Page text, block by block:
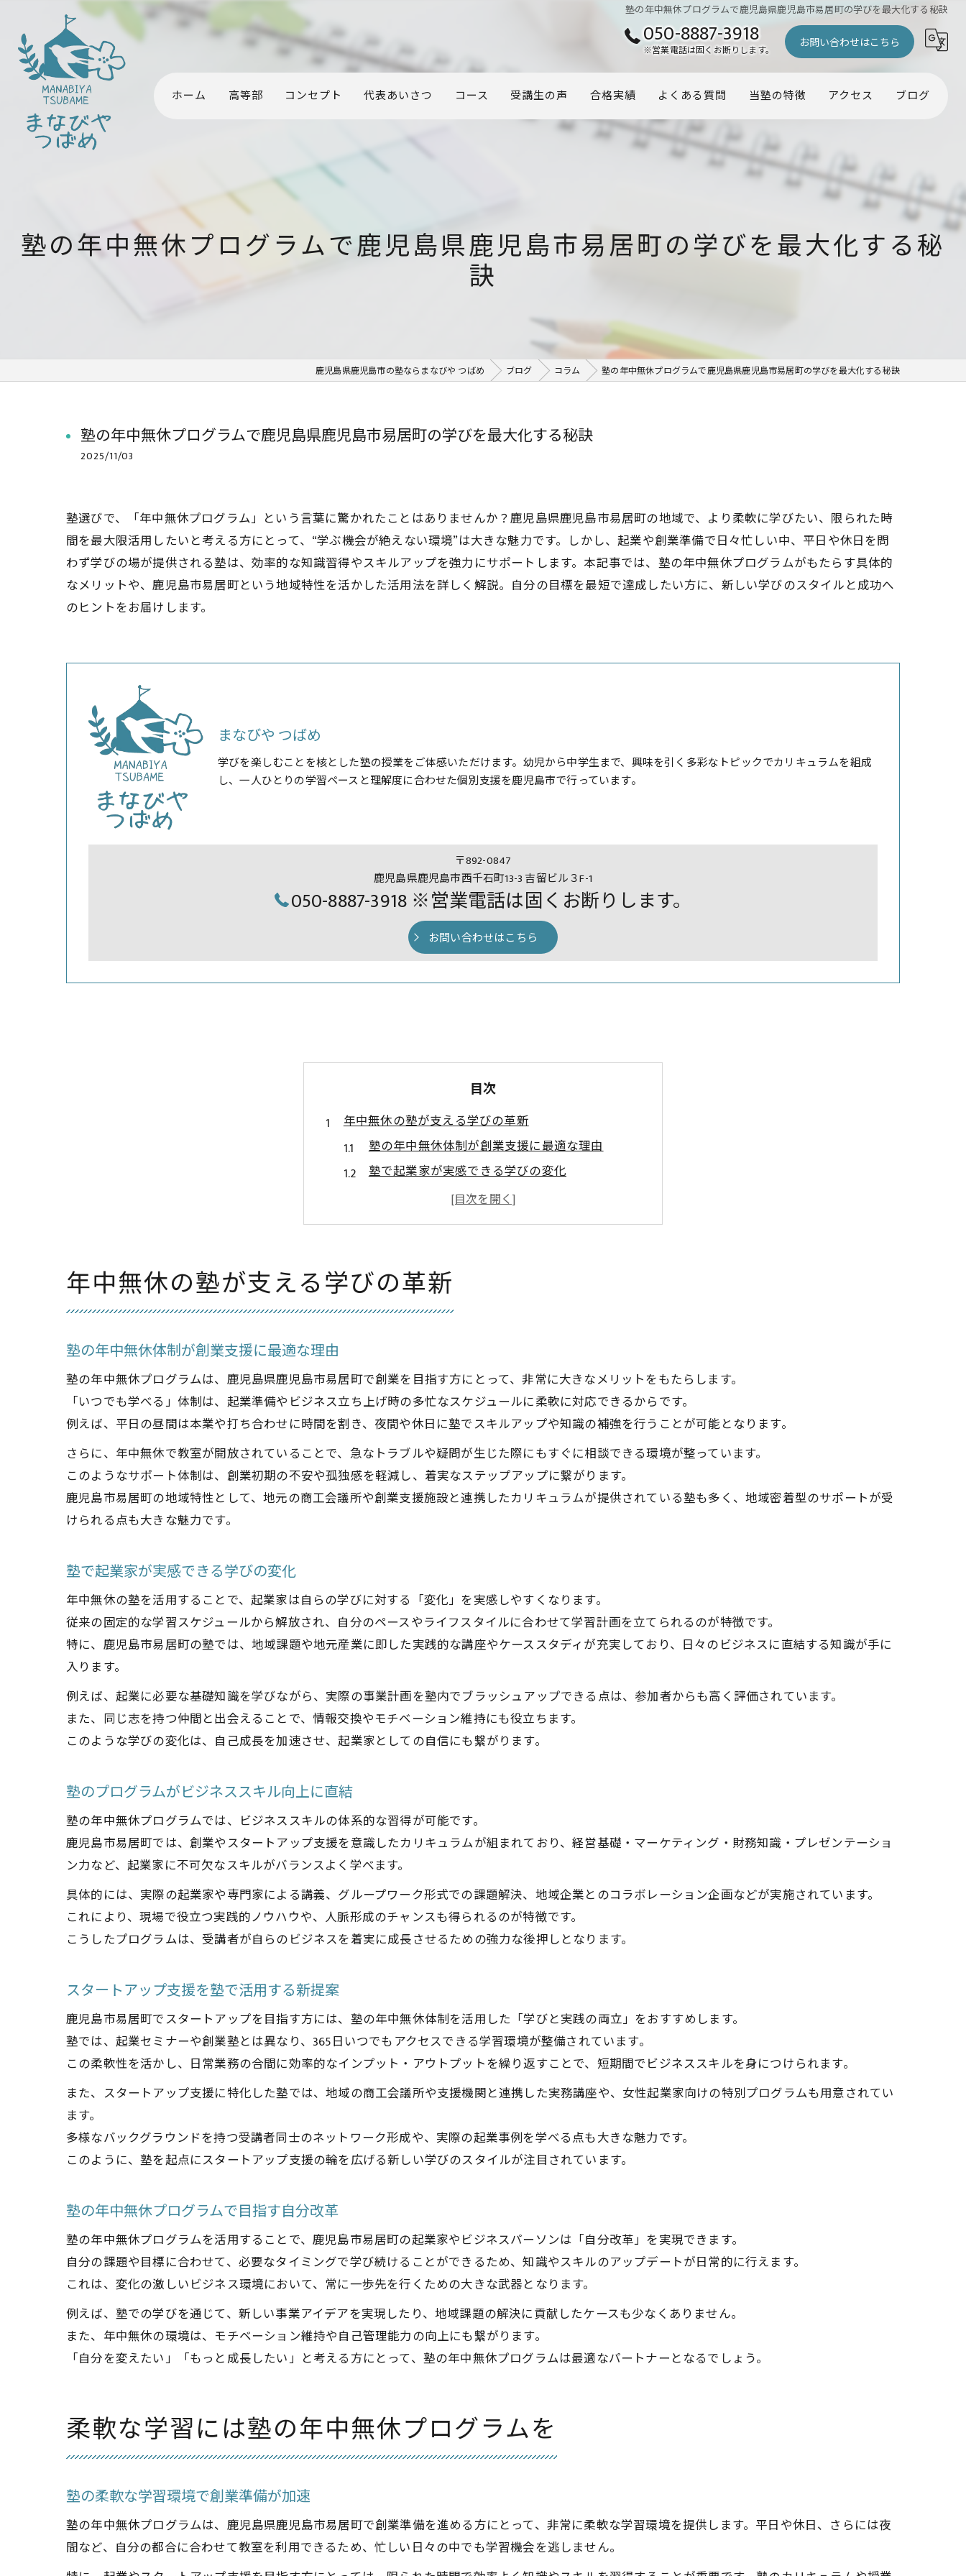
塾の年中無休プログラムで鹿児島県鹿児島市易居町の学びを最大化する秘訣
050-8887-3918
※営業電話は固くお断りします。 お問い合わせはこちら
ホーム 高等部 コンセプト 代表あいさつ コース 受講生の声 合格実績 よくある質問 当塾の特徴
幼児
小学生
受験
アクセス ブログ
塾の年中無休プログラムで鹿児島県鹿児島市易居町の学びを最大化する秘
訣
鹿児島県鹿児島市の塾ならまなびや つばめ ブログ コラム 塾の年中無休プログラムで鹿児島県鹿児島市易居町の学びを最大化する秘訣
塾の年中無休プログラムで鹿児島県鹿児島市易居町の学びを最大化する秘訣
2025/11/03
塾選びで、「年中無休プログラム」という言葉に驚かれたことはありませんか？鹿児島県鹿児島市易居町の地域で、より柔軟に学びたい、限られた時
間を最大限活用したいと考える方にとって、“学ぶ機会が絶えない環境”は大きな魅力です。しかし、起業や創業準備で日々忙しい中、平日や休日を問
わず学びの場が提供される塾は、効率的な知識習得やスキルアップを強力にサポートします。本記事では、塾の年中無休プログラムがもたらす具体的
なメリットや、鹿児島市易居町という地域特性を活かした活用法を詳しく解説。自分の目標を最短で達成したい方に、新しい学びのスタイルと成功へ
のヒントをお届けします。
まなびや つばめ
学びを楽しむことを核とした塾の授業をご体感いただけます。幼児から中学生まで、興味を引く多彩なトピックでカリキュラムを組成
し、一人ひとりの学習ペースと理解度に合わせた個別支援を鹿児島市で行っています。
〒892-0847
鹿児島県鹿児島市西千石町13-3 吉留ビル３F-1
050-8887-3918 ※営業電話は固くお断りします。
お問い合わせはこちら
目次
年中無休の塾が支える学びの革新
塾の年中無休体制が創業支援に最適な理由
塾で起業家が実感できる学びの変化
塾のプログラムがビジネススキル向上に直結
スタートアップ支援を塾で活用する新提案
柔軟な学習には塾の年中無休プログラムを
塾の柔軟な学習環境で創業準備が加速
塾の活用でビジネスプラン作成が効率化する理由
塾の柔軟性が忙しい起業家を支えるポイント
創業に役立つ塾活用術を探る
塾の年中無休プログラムが創業スキルを底上げ
創業塾の知識を塾で実践的に学ぶ方法
塾の活用で商工会議所のサポートが身近に
塾の年中無休プログラムが地域で選ばれる理由
塾で実現できる創業者の学びと交流の場
塾のプログラムが女性起業家にも役立つ魅力
鹿児島市の塾が持つスタートアップ支援力とは
起業準備を塾で効率化する方法とは
塾の年中無休体制で創業準備の時間を確保
塾のサポートが創業塾活用に役立つポイント
塾で創業支援機関と連携する実践法
ビジネススキル強化に年中無休塾が最適な理由
塾でビジネススキルを磨くための活用術
起業家が塾で得られるスキルアップ効果
塾の年中無休プログラムで実践力を高める
年中無休の塾が支える学びの革新
塾の年中無休体制が創業支援に最適な理由
塾の年中無休プログラムは、鹿児島県鹿児島市易居町で創業を目指す方にとって、非常に大きなメリットをもたらします。
「いつでも学べる」体制は、起業準備やビジネス立ち上げ時の多忙なスケジュールに柔軟に対応できるからです。
例えば、平日の昼間は本業や打ち合わせに時間を割き、夜間や休日に塾でスキルアップや知識の補強を行うことが可能となります。
さらに、年中無休で教室が開放されていることで、急なトラブルや疑問が生じた際にもすぐに相談できる環境が整っています。
このようなサポート体制は、創業初期の不安や孤独感を軽減し、着実なステップアップに繋がります。
鹿児島市易居町の地域特性として、地元の商工会議所や創業支援施設と連携したカリキュラムが提供されている塾も多く、地域密着型のサポートが受
けられる点も大きな魅力です。
塾で起業家が実感できる学びの変化
年中無休の塾を活用することで、起業家は自らの学びに対する「変化」を実感しやすくなります。
従来の固定的な学習スケジュールから解放され、自分のペースやライフスタイルに合わせて学習計画を立てられるのが特徴です。
特に、鹿児島市易居町の塾では、地域課題や地元産業に即した実践的な講座やケーススタディが充実しており、日々のビジネスに直結する知識が手に
入ります。
例えば、起業に必要な基礎知識を学びながら、実際の事業計画を塾内でブラッシュアップできる点は、参加者からも高く評価されています。
また、同じ志を持つ仲間と出会えることで、情報交換やモチベーション維持にも役立ちます。
このような学びの変化は、自己成長を加速させ、起業家としての自信にも繋がります。
塾のプログラムがビジネススキル向上に直結
塾の年中無休プログラムでは、ビジネススキルの体系的な習得が可能です。
鹿児島市易居町では、創業やスタートアップ支援を意識したカリキュラムが組まれており、経営基礎・マーケティング・財務知識・プレゼンテーショ
ン力など、起業家に不可欠なスキルがバランスよく学べます。
具体的には、実際の起業家や専門家による講義、グループワーク形式での課題解決、地域企業とのコラボレーション企画などが実施されています。
これにより、現場で役立つ実践的ノウハウや、人脈形成のチャンスも得られるのが特徴です。
こうしたプログラムは、受講者が自らのビジネスを着実に成長させるための強力な後押しとなります。
スタートアップ支援を塾で活用する新提案
鹿児島市易居町でスタートアップを目指す方には、塾の年中無休体制を活用した「学びと実践の両立」をおすすめします。
塾では、起業セミナーや創業塾とは異なり、365日いつでもアクセスできる学習環境が整備されています。
この柔軟性を活かし、日常業務の合間に効率的なインプット・アウトプットを繰り返すことで、短期間でビジネススキルを身につけられます。
また、スタートアップ支援に特化した塾では、地域の商工会議所や支援機関と連携した実務講座や、女性起業家向けの特別プログラムも用意されてい
ます。
多様なバックグラウンドを持つ受講者同士のネットワーク形成や、実際の起業事例を学べる点も大きな魅力です。
このように、塾を起点にスタートアップ支援の輪を広げる新しい学びのスタイルが注目されています。
塾の年中無休プログラムで目指す自分改革
塾の年中無休プログラムを活用することで、鹿児島市易居町の起業家やビジネスパーソンは「自分改革」を実現できます。
自分の課題や目標に合わせて、必要なタイミングで学び続けることができるため、知識やスキルのアップデートが日常的に行えます。
これは、変化の激しいビジネス環境において、常に一歩先を行くための大きな武器となります。
例えば、塾での学びを通じて、新しい事業アイデアを実現したり、地域課題の解決に貢献したケースも少なくありません。
また、年中無休の環境は、モチベーション維持や自己管理能力の向上にも繋がります。
「自分を変えたい」「もっと成長したい」と考える方にとって、塾の年中無休プログラムは最適なパートナーとなるでしょう。
柔軟な学習には塾の年中無休プログラムを
塾の柔軟な学習環境で創業準備が加速
塾の年中無休プログラムは、鹿児島県鹿児島市易居町で創業準備を進める方にとって、非常に柔軟な学習環境を提供します。平日や休日、さらには夜
間など、自分の都合に合わせて教室を利用できるため、忙しい日々の中でも学習機会を逃しません。